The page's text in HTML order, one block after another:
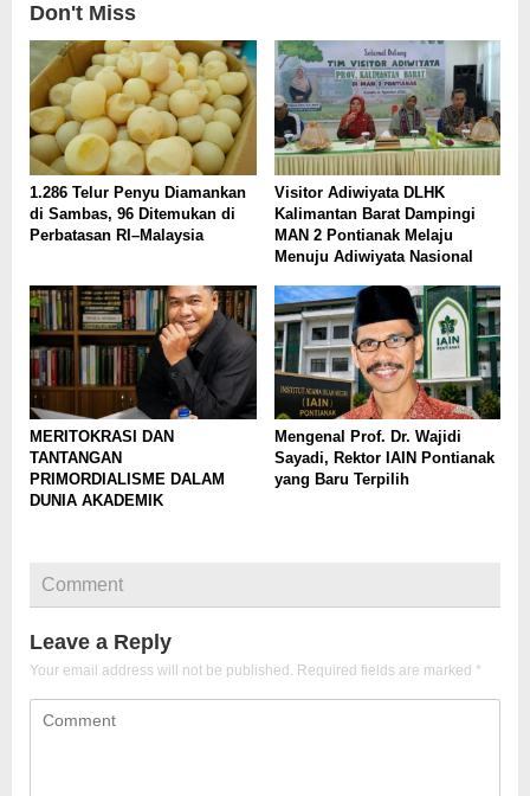
Don't Miss
1.286 Telur Penyu Diamankan
di Sambas, 96 Ditemukan di
Perbatasan RI–Malaysia
Visitor Adiwiyata DLHK
Kalimantan Barat Dampingi
MAN 2 Pontianak Melaju
Menuju Adiwiyata Nasional
MERITOKRASI DAN
TANTANGAN
PRIMORDIALISME DALAM
DUNIA AKADEMIK
Mengenal Prof. Dr. Wajidi
Sayadi, Rektor IAIN Pontianak
yang Baru Terpilih
Comment
Leave a Reply
Your email address will not be published. Required fields are marked *